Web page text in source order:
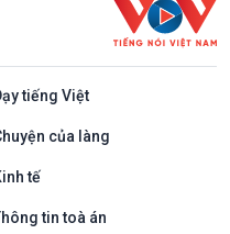
tiếng Việt
của làng
tế
tin toà án